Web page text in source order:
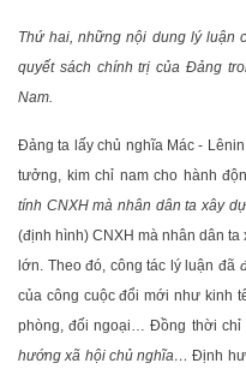
Thứ hai, những nội dung lý luận
quyết sách chính trị của Đảng
Nam.
Đảng ta lấy chủ nghĩa Mác -
tưởng, kim chỉ nam cho hành
tính CNXH mà nhân dân ta xây
(định hình) CNXH mà nhân dân
lớn. Theo đó, công tác lý luận đã
của công cuộc đổi mới như kinh
phòng, đối ngoại… Đồng thời
hướng xã hội chủ nghĩa… Định